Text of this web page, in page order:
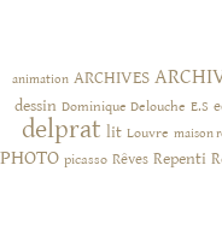
animation ARCHIVES
dessin Dominique Delouche E.S
delprat lit Louvre maison
PHOTO picasso Rêves Repenti